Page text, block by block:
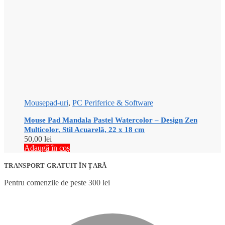
Mousepad-uri, PC Periferice & Software
Mouse Pad Mandala Pastel Watercolor – Design Zen
Multicolor, Stil Acuarelă, 22 x 18 cm
50,00 lei
Adaugă în coș
TRANSPORT GRATUIT ÎN ȚARĂ
Pentru comenzile de peste 300 lei